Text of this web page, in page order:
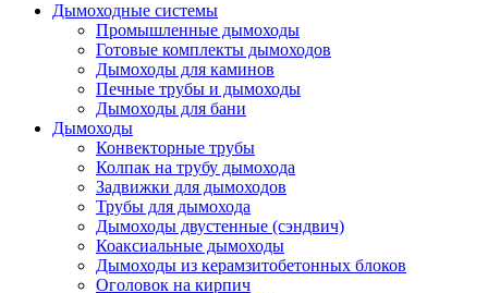
Дымоходные системы
Промышленные дымоходы
Готовые комплекты дымоходов
Дымоходы для каминов
Печные трубы и дымоходы
Дымоходы для бани
Дымоходы
Конвекторные трубы
Колпак на трубу дымохода
Задвижки для дымоходов
Трубы для дымохода
Дымоходы двустенные (сэндвич)
Коаксиальные дымоходы
Дымоходы из керамзитобетонных блоков
Оголовок на кирпич